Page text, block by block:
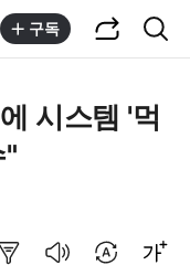
구독
시스템 '먹
"